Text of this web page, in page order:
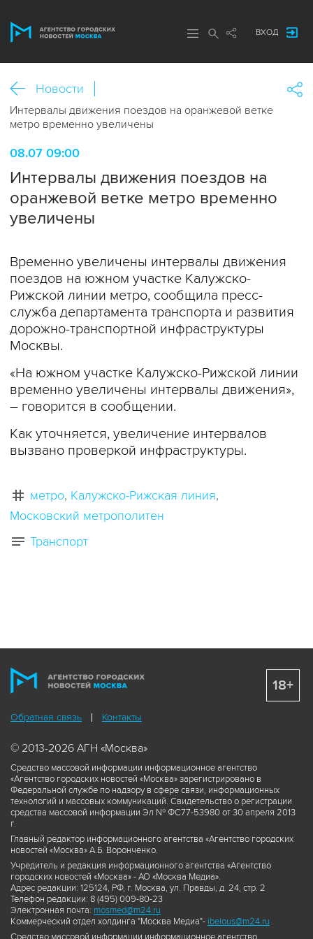
ВХОД
Новости
Интервалы движения поездов на оранжевой ветке
метро временно увеличены
08.07 09:00
Интервалы движения поездов на
оранжевой ветке метро временно
увеличены
Временно увеличены интервалы движения
поездов на южном участке Калужско-
Рижской линии метро, сообщила пресс-
служба департамента транспорта и развития
дорожно-транспортной инфраструктуры
Москвы.
«На южном участке Калужско-Рижской линии
временно увеличены интервалы движения»,
– говорится в сообщении.
Как уточняется, увеличение интервалов
вызвано проверкой инфраструктуры.
метро Калужско-Рижская линия
Московский метрополитен
Транспорт
Обратная связь Контакты
© 2013-2026 АГН «Москва»
Средство массовой информации информационное агентство
«Агентство городских новостей «Москва» зарегистрировано в
Федеральной службе по надзору в сфере связи, информационных
технологий и массовых коммуникаций. Свидетельство о регистрации
средства массовой информации Эл № ФС77-53980 от 30 апреля 2013
г.
Главный редактор информационного агентства «Агентство городских
новостей «Москва» А.Б. Воронченко.
Учредитель и редакция информационного агентства «Агентство
городских новостей «Москва» - АО «Москва Медиа».
Адрес редакции: 125124, РФ, г. Москва, ул. Правды, д. 24, стр. 2
Телефон редакции: 8 (495) 009-80-23
Электронная почта: mosmed@m24.ru
Коммерческий отдел холдинга "Москва Медиа"- ibelous@m24.ru
18+